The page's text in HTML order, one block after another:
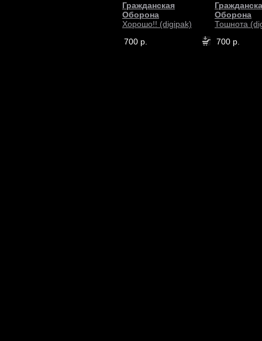
Гражданская
Оборона
Хорошо!! (digipak)
700 р.
Оборона
Тошнота
700 р.